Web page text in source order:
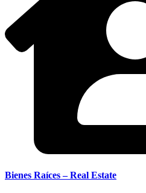
Bienes Raíces – Real Estate